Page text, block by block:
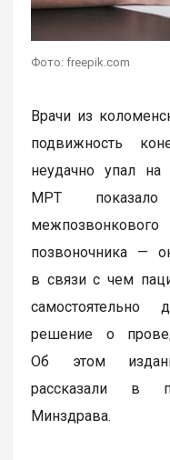
Фото: freepik.com
Врачи из
подвижность
неудачно упал на
МРТ показало
позвоночника —
в связи с чем
самостоятельно
решение о
Об этом
рассказали в
Минздрава.